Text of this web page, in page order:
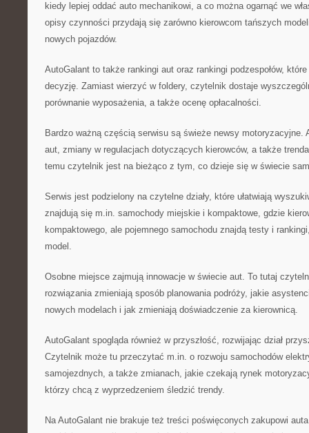
kiedy lepiej oddać auto mechanikowi, a co można ogarnąć we
opisy czynności przydają się zarówno kierowcom tańszych
nowych pojazdów.
AutoGalant to także rankingi aut oraz rankingi podzespołów,
decyzję. Zamiast wierzyć w foldery, czytelnik dostaje
porównanie wyposażenia, a także ocenę opłacalności.
Bardzo ważną częścią serwisu są świeże newsy motoryzacyjne.
aut, zmiany w regulacjach dotyczących kierowców, a także
temu czytelnik jest na bieżąco z tym, co dzieje się w świecie
Serwis jest podzielony na czytelne działy, które ułatwiają
znajdują się m.in. samochody miejskie i kompaktowe, gdzie
kompaktowego, ale pojemnego samochodu znajdą testy i
model.
Osobne miejsce zajmują innowacje w świecie aut. To tutaj
rozwiązania zmieniają sposób planowania podróży, jakie
nowych modelach i jak zmieniają doświadczenie za kierownicą.
AutoGalant spogląda również w przyszłość, rozwijając dział
Czytelnik może tu przeczytać m.in. o rozwoju samochodów
samojezdnych, a także zmianach, jakie czekają rynek
którzy chcą z wyprzedzeniem śledzić trendy.
Na AutoGalant nie brakuje też treści poświęconych zakupowi